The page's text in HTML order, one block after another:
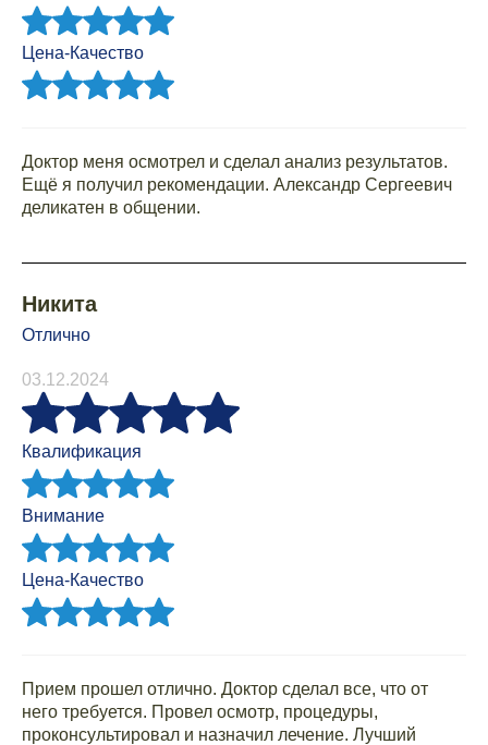
Цена-Качество
Доктор меня осмотрел и сделал анализ результатов.
Ещё я получил рекомендации. Александр Сергеевич
деликатен в общении.
Никита
Отлично
03.12.2024
Квалификация
Внимание
Цена-Качество
Прием прошел отлично. Доктор сделал все, что от
него требуется. Провел осмотр, процедуры,
проконсультировал и назначил лечение. Лучший